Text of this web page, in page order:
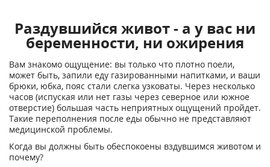
Раздувшийся живот - а у вас ни
беременности, ни ожирения
Вам знакомо ощущение: вы только что плотно поели,
может быть, запили еду газированными напитками, и ваши
брюки, юбка, пояс стали слегка узковаты. Через несколько
часов (испуская или нет газы через северное или южное
отверстие) большая часть неприятных ощущений пройдет.
Такие переполнения после еды обычно не представляют
медицинской проблемы.
Когда вы должны быть обеспокоены вздувшимся животом и
почему?